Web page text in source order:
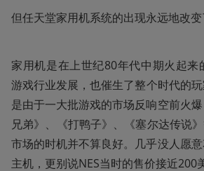
但任天堂家用机系统的出现永远地改变
家用机是在上世纪80年代中期火起来
游戏行业发展，也催生了整个时代的
是由于一大批游戏的市场反响空前火
兄弟》、《打鸭子》、《塞尔达传说
市场的时机并不算良好。几乎没人愿
主机，更别说NES当时的售价接近200